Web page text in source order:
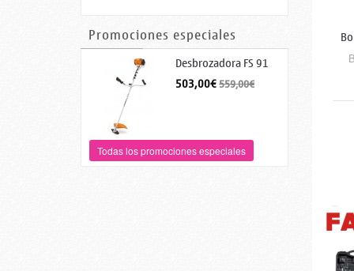
Promociones especiales
Desbrozadora FS 91
503,00€559,00€
Todas los promociones especiales